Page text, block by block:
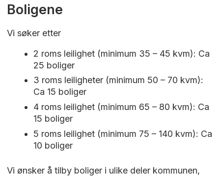
Boligene
Vi søker etter
2 roms leilighet (minimum 35 – 45 kvm): Ca
25 boliger
3 roms leiligheter (minimum 50 – 70 kvm):
Ca 15 boliger
4 roms leilighet (minimum 65 – 80 kvm): Ca
15 boliger
5 roms leilighet (minimum 75 – 140 kvm): Ca
10 boliger
Vi ønsker å tilby boliger i ulike deler kommunen,